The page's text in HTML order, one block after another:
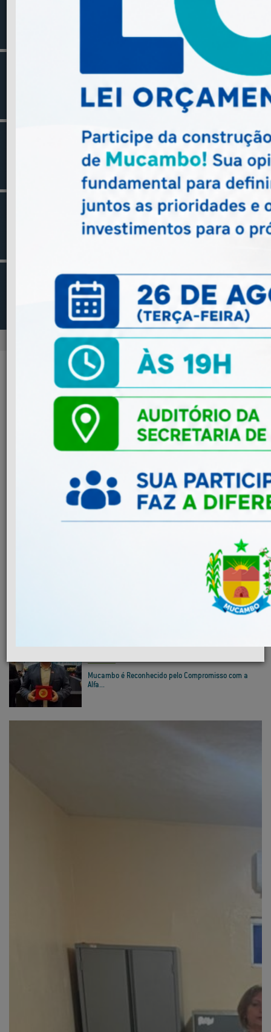
ADMINISTRAÇÃO
Mudança na Emissão de NFS-e
Previous Next
Convite 1ª Conferência Municipal das Cidades...
Mucambo é Reconhecido pelo Compromisso com a
Alfa...